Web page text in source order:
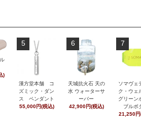
)
5
漢方堂本舗 コ
ズミック・ダン
ス ペンダント
55,000円(税込)
6
天城抗火石 天の
水 ウォーターサ
ーバー
42,900円(税込)
7
ソマヴェ
ク・ウェ
グリーン
ブルボ
21,250円